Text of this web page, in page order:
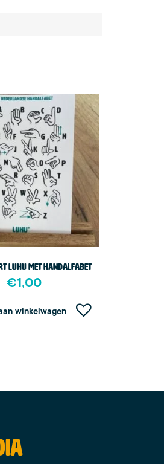
Luhu met handalfabet
€1,00
winkelwagen